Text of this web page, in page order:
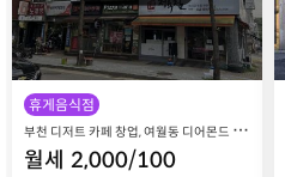
휴게음식점
부
천 디저트 카페 창업, 여월동 디어몬드 53평 매장 매매 양도양수
월세 2,000/100